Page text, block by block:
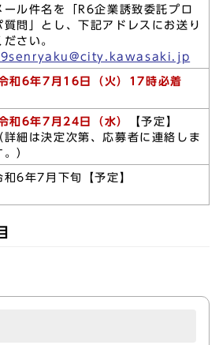
ール件名を「R6企業誘致委託プロ
質問」とし、下記アドレスにお送り
ださい。
和6年7月16日（火）17時必着
和6年7月24日（水）
【予定】
詳細は決定次第、応募者に連絡しま
。）
和6年7月下旬【予定】